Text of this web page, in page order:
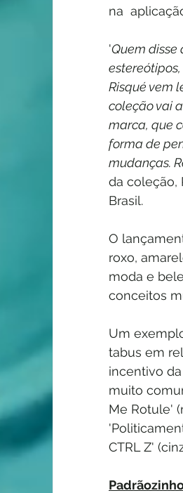
na
'Quem disse
Risqué vem
coleção vai
marca, que
forma de
mudanças.
da coleção,
Brasil.
O
roxo,
moda e
conceitos
Um
tabus em
incentivo
muito
Me Rotule'
CTRL Z'